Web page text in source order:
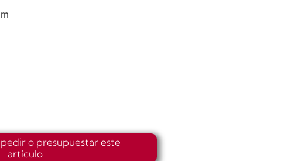
o presupuestar este
artículo